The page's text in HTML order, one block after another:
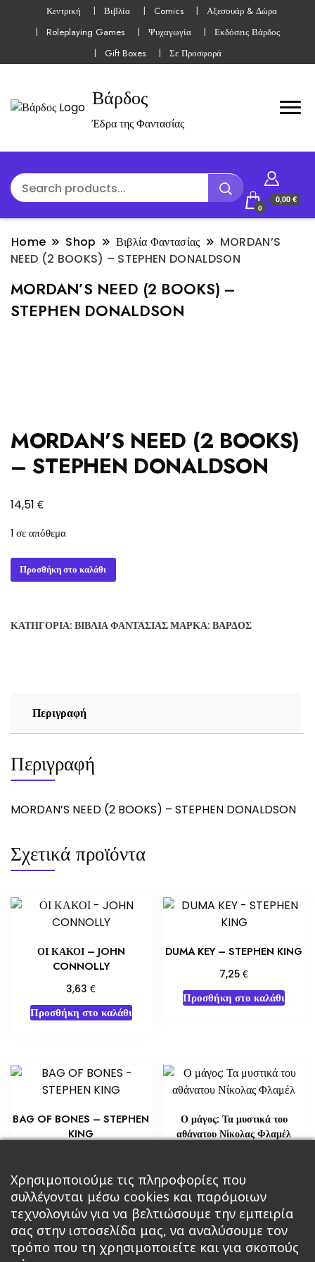
Κεντρική Βιβλία Comics
Αξεσουάρ & Δώρα
Roleplaying Games
Ψυχαγωγία
Εκδόσεις Βάρδος
Gift Boxes
Σε Προσφορά
Βάρδος
Έδρα της Φαντασίας
0
0,00 €
Home Shop Βιβλία Φαντασίας
MORDAN’S
NEED (2 BOOKS) – STEPHEN DONALDSON
MORDAN’S NEED (2 BOOKS) –
STEPHEN DONALDSON
MORDAN’S NEED (2 BOOKS)
– STEPHEN DONALDSON
14,51 €
1 σε απόθεμα
MORDAN'S
NEED
-
Προσθήκη στο καλάθι
ΚΑΤΗΓΟΡΊΑ: ΒΙΒΛΊΑ ΦΑΝΤΑΣΊΑΣΜΆΡΚΑ: ΒΆΡΔΟΣ
Περιγραφή
Περιγραφή
MORDAN’S NEED (2 BOOKS) – STEPHEN DONALDSON
Σχετικά προϊόντα
ΟΙ ΚΑΚΟΙ – JOHN
CONNOLLY
3,63€
Προσθήκη στο καλάθι
DUMA KEY – STEPHEN KING
7,25€
Προσθήκη στο καλάθι
BAG OF BONES – STEPHEN
KING
Διαβάστε περισσότερα
Ο μάγος: Τα μυστικά του
αθάνατου Νίκολας Φλαμέλ
Διαβάστε περισσότερα
Χρησιμοποιούμε τις πληροφορίες που
συλλέγονται μέσω cookies και παρόμοιων
τεχνολογιών για να βελτιώσουμε την εμπειρία
σας στην ιστοσελίδα μας, να αναλύσουμε τον
τρόπο που τη χρησιμοποιείτε και για σκοπούς